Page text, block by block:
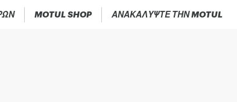
MOTUL SHOP ΑΝΑΚΑΛΎΨΤΕ ΤΗΝ MOTUL